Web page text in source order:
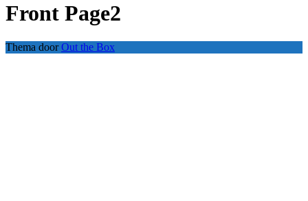
Front Page2
Thema doorOut the Box